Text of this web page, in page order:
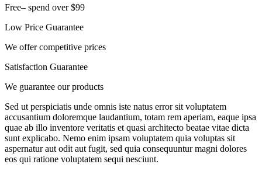
Free– spend over $99
Low Price Guarantee
We offer competitive prices
Satisfaction Guarantee
We guarantee our products
Sed ut perspiciatis unde omnis iste natus error sit voluptatem
accusantium doloremque laudantium, totam rem aperiam, eaque ipsa
quae ab illo inventore veritatis et quasi architecto beatae vitae dicta
sunt explicabo. Nemo enim ipsam voluptatem quia voluptas sit
aspernatur aut odit aut fugit, sed quia consequuntur magni dolores
eos qui ratione voluptatem sequi nesciunt.